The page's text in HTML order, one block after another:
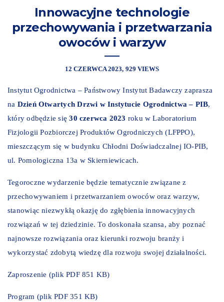
Innowacyjne technologie
przechowywania i przetwarzania
owoców i warzyw
12 CZERWCA 2023 929 VIEWS
Instytut Ogrodnictwa – Państwowy Instytut Badawczy zaprasza
na Dzień Otwartych Drzwi w Instytucie Ogrodnictwa – PIB,
który odbędzie się30 czerwca 2023 roku w Laboratorium
Fizjologii Pozbiorczej Produktów Ogrodniczych (LFPPO),
mieszczącym się w budynku Chłodni Doświadczalnej IO-PIB,
ul. Pomologiczna 13a w Skierniewicach.
Tegoroczne wydarzenie będzie tematycznie związane z
przechowywaniem i przetwarzaniem owoców oraz warzyw,
stanowiąc niezwykłą okazję do zgłębienia innowacyjnych
rozwiązań w tej dziedzinie. To doskonała szansa, aby poznać
najnowsze rozwiązania oraz kierunki rozwoju branży i
wykorzystać zdobytą wiedzę dla rozwoju swojej działalności.
Zaproszenie (plik PDF 851 KB)
Program (plik PDF 351 KB)